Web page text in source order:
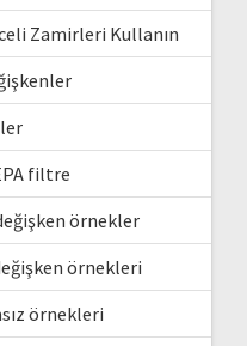
Zamirleri Kullanın
filtre
örnekler
örnekleri
örnekleri